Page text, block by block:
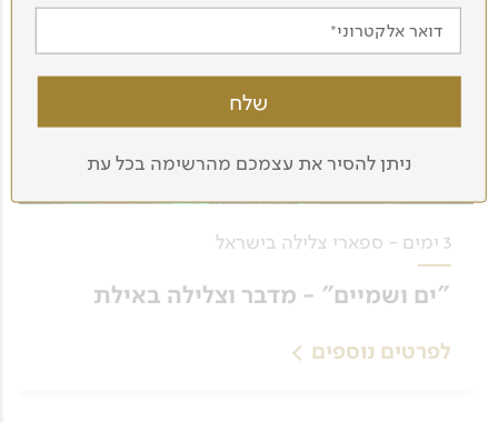
3 ימים - ספארי צלילה בישראל
"ים ושמיים" - מדבר וצלילה באילת
לפרטים נוספים
דואר אלקטרוני
ניתן להסיר את עצמכם מהרשימה בכל עת